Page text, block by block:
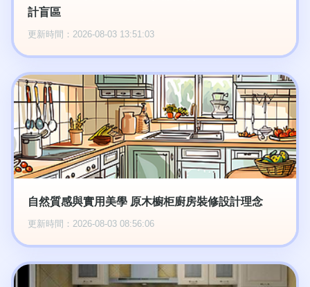
計盲區
更新時間：2026-08-03 13:51:03
自然質感與實用美學 原木櫥柜廚房裝修設計理念
更新時間：2026-08-03 08:56:06